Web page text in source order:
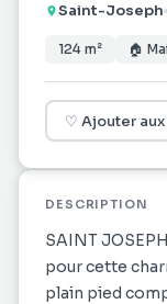
Saint-Joseph
124 m² 🏠
♡ Ajouter
DESCRIPTION
SAINT
pour cette
plain pied